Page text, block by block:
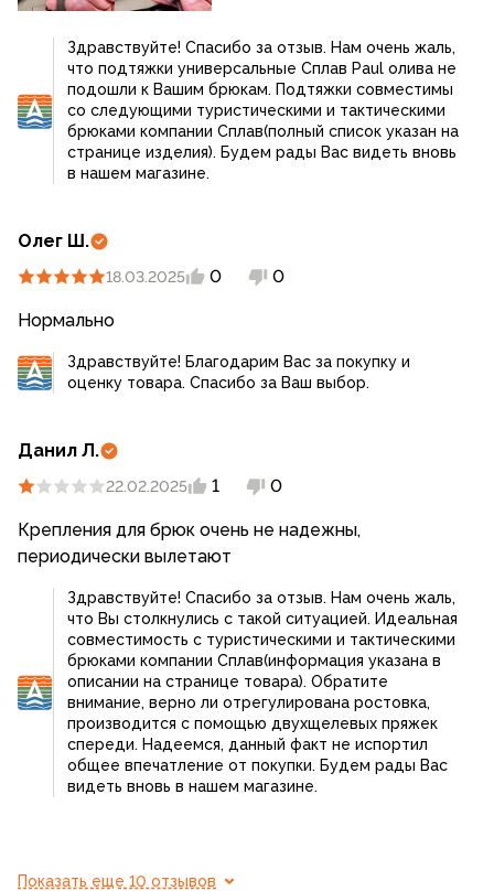
Здравствуйте! Спасибо за отзыв. Нам очень жаль,
что подтяжки универсальные Сплав Paul олива не
подошли к Вашим брюкам. Подтяжки совместимы
со следующими туристическими и тактическими
брюками компании Сплав(полный список указан на
странице изделия). Будем рады Вас видеть вновь
в нашем магазине.
Олег Ш.
18.03.2025 0 0
Нормально
Здравствуйте! Благодарим Вас за покупку и
оценку товара. Спасибо за Ваш выбор.
Данил Л.
22.02.2025 1 0
Крепления для брюк очень не надежны,
периодически вылетают
Здравствуйте! Спасибо за отзыв. Нам очень жаль,
что Вы столкнулись с такой ситуацией. Идеальная
совместимость с туристическими и тактическими
брюками компании Сплав(информация указана в
описании на странице товара). Обратите
внимание, верно ли отрегулирована ростовка,
производится с помощью двухщелевых пряжек
спереди. Надеемся, данный факт не испортил
общее впечатление от покупки. Будем рады Вас
видеть вновь в нашем магазине.
Показать еще 10 отзывов